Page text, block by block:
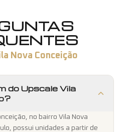
Nova Conceição
do Upscale Vila
no bairro Vila Nova
possui unidades a partir de